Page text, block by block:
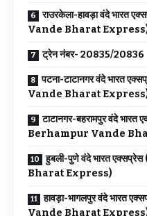
राउरकेला-हावड़ा वंदे
Vande Bharat
ट्रेन नंबर- 20835/20836
पटना-टाटानगर वंदे भारत
Vande Bharat
टाटानगर-बहरामपुर वंदे
Berhampur Vande
हुबली-पुणे वंदे भारत
Bharat Express)
हावड़ा-भागलपुर वंदे
Vande Bharat